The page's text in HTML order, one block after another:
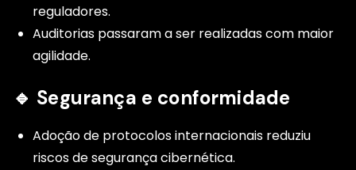
reguladores.
Auditorias passaram a ser realizadas com maior
agilidade.
🔹 Segurança e conformidade
Adoção de protocolos internacionais reduziu
riscos de segurança cibernética.